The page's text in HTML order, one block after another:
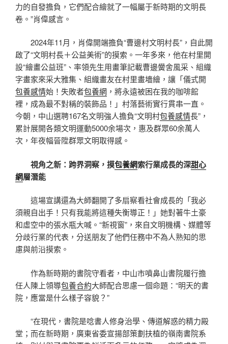
力的自發擔負，它們配合繪就了一幅屬于新時期的文明長
卷。”肖偉感言。
2024年11月，肖偉開端擔負“曹邊村文明村長”，自此開
啟了“文明村長＋公益美術”的摸索。一年多來，他在村里開
設“繪畫公益班”、率領先生用畫筆記載曹邊黌舍風采、組織
字畫家來采大雅集、組織畫友在村里畫墻繪，讓「儀式開
包養感情始！失敗者包養網 ，將永遠被困在我的咖啡館
裡，成為最不對稱的裝飾品！」村落藝術實行貫串一直。
今朝，中山選聘167名文明強人擔負“文明村包養感情長”，
累計展開各類文明運動5000余場次，惠及群眾60余萬人
次，年夜幅晉陞群眾文明取得感。
視角之新：跨界洞察，摸包養網索行業成長的深甜心
網層潛能
這場宣講還為大師翻開了多扇察看社會成長的「我必
須親自出手！只有我能將這種失衡導正！」她對著牛土豪
和虛空中的張水瓶大喊。“新視窗”，來自文明機構、媒體等
分歧行業的代表，分送朋友了他們任務中不為人熟知的思
慮與前沿摸索。
作為新時期的書院守看者，中山市噴鼻山書院履行擔
任人陳上領導包養合約大師配合思慮一個命題：“明天的書
院，應當是什么樣子容貌？”
“在現代，書院是唸書人修身治學、傳道解惑的精力殿
堂；而在新時期，廣東省委宣揚部策劃扶植的嶺南書院系